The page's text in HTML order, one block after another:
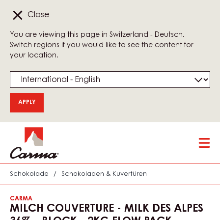
Close
You are viewing this page in Switzerland - Deutsch.
Switch regions if you would like to see the content for
your location.
to
main
content
Schokolade / Schokoladen & Kuvertüren
CARMA
MILCH COUVERTURE - MILK DES ALPES